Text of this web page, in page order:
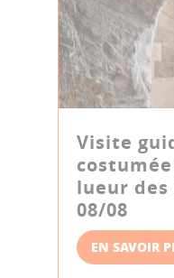
Visite
lueur des
08/08
EN SAVOIR